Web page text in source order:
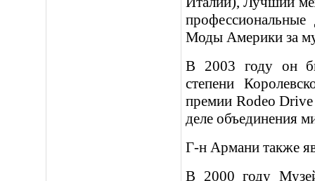
Моды Америки за
В 2003 году он
степени
премии Rodeo
деле объединения
Г-н Армани также
В 2000 году